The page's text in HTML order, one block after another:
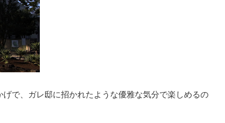
げで、ガレ邸に招かれたような優雅な気分で楽しめるの